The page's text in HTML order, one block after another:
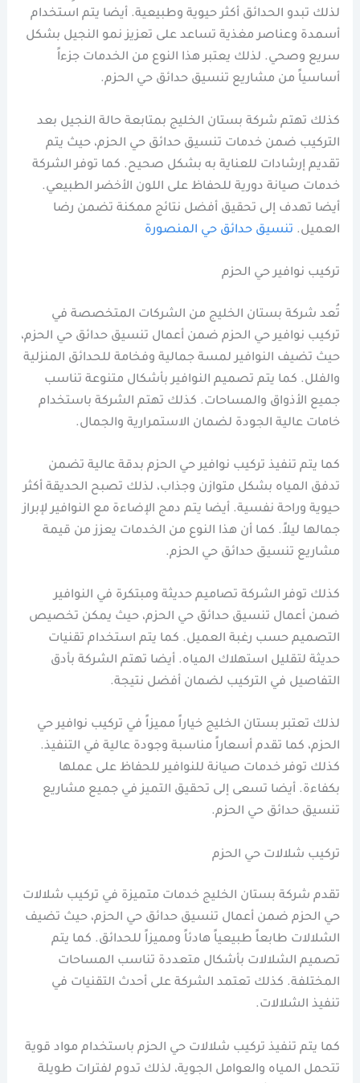
لذلك تبدو الحدائق أكثر حيوية وطبيعية. أيضا يتم استخدام
أسمدة وعناصر مغذية تساعد على تعزيز نمو النجيل بشكل
سريع وصحي. لذلك يعتبر هذا النوع من الخدمات جزءاً
أساسياً من مشاريع تنسيق حدائق حي الحزم.
كذلك تهتم شركة بستان الخليج بمتابعة حالة النجيل بعد
التركيب ضمن خدمات تنسيق حدائق حي الحزم، حيث يتم
تقديم إرشادات للعناية به بشكل صحيح. كما توفر الشركة
خدمات صيانة دورية للحفاظ على اللون الأخضر الطبيعي.
أيضا تهدف إلى تحقيق أفضل نتائج ممكنة تضمن رضا
العميل. تنسيق حدائق حي المنصورة
تركيب نوافير حي الحزم
تُعد شركة بستان الخليج من الشركات المتخصصة في
تركيب نوافير حي الحزم ضمن أعمال تنسيق حدائق حي الحزم،
حيث تضيف النوافير لمسة جمالية وفخامة للحدائق المنزلية
والفلل. كما يتم تصميم النوافير بأشكال متنوعة تناسب
جميع الأذواق والمساحات. كذلك تهتم الشركة باستخدام
خامات عالية الجودة لضمان الاستمرارية والجمال.
كما يتم تنفيذ تركيب نوافير حي الحزم بدقة عالية تضمن
تدفق المياه بشكل متوازن وجذاب، لذلك تصبح الحديقة أكثر
حيوية وراحة نفسية. أيضا يتم دمج الإضاءة مع النوافير لإبراز
جمالها ليلاً. كما أن هذا النوع من الخدمات يعزز من قيمة
مشاريع تنسيق حدائق حي الحزم.
كذلك توفر الشركة تصاميم حديثة ومبتكرة في النوافير
ضمن أعمال تنسيق حدائق حي الحزم، حيث يمكن تخصيص
التصميم حسب رغبة العميل. كما يتم استخدام تقنيات
حديثة لتقليل استهلاك المياه. أيضا تهتم الشركة بأدق
التفاصيل في التركيب لضمان أفضل نتيجة.
لذلك تعتبر بستان الخليج خياراً مميزاً في تركيب نوافير حي
الحزم، كما تقدم أسعاراً مناسبة وجودة عالية في التنفيذ.
كذلك توفر خدمات صيانة للنوافير للحفاظ على عملها
بكفاءة. أيضا تسعى إلى تحقيق التميز في جميع مشاريع
تنسيق حدائق حي الحزم.
تركيب شلالات حي الحزم
تقدم شركة بستان الخليج خدمات متميزة في تركيب شلالات
حي الحزم ضمن أعمال تنسيق حدائق حي الحزم، حيث تضيف
الشلالات طابعاً طبيعياً هادئاً ومميزاً للحدائق. كما يتم
تصميم الشلالات بأشكال متعددة تناسب المساحات
المختلفة. كذلك تعتمد الشركة على أحدث التقنيات في
تنفيذ الشلالات.
كما يتم تنفيذ تركيب شلالات حي الحزم باستخدام مواد قوية
تتحمل المياه والعوامل الجوية، لذلك تدوم لفترات طويلة